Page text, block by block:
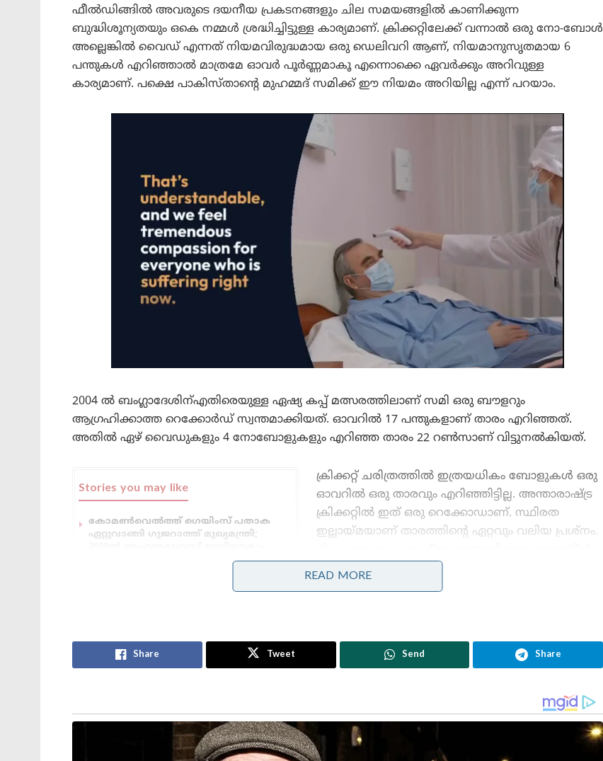
ഫീൽഡിങ്ങിൽ അവരുടെ ദയനീയ പ്രകടനങ്ങളും ചില സമയങ്ങളിൽ കാണിക്കുന്ന
ബുദ്ധിശൂന്യതയും ഒകെ നമ്മൾ ശ്രദ്ധിച്ചിട്ടുള്ള കാര്യമാണ്. ക്രിക്കറ്റിലേക്ക് വന്നാൽ ഒരു നോ-ബോൾ
അല്ലെങ്കിൽ വൈഡ് എന്നത് നിയമവിരുദ്ധമായ ഒരു ഡെലിവറി ആണ്, നിയമാനുസൃതമായ 6
പന്തുകൾ എറിഞ്ഞാൽ മാത്രമേ ഓവർ പൂർണ്ണമാകൂ എന്നൊക്കെ ഏവർക്കും അറിവുള്ള
കാര്യമാണ്. പക്ഷെ പാകിസ്താന്റെ മുഹമ്മദ് സമിക്ക് ഈ നിയമം അറിയില്ല എന്ന് പറയാം.
2004 ൽ ബംഗ്ലാദേശിന്എതിരെയുള്ള ഏഷ്യ കപ്പ് മത്സരത്തിലാണ് സമി ഒരു ബൗളറും
ആഗ്രഹിക്കാത്ത റെക്കോർഡ് സ്വന്തമാക്കിയത്. ഓവറിൽ 17 പന്തുകളാണ് താരം എറിഞ്ഞത്.
അതിൽ ഏഴ് വൈഡുകളും 4 നോബോളുകളും എറിഞ്ഞ താരം 22 റൺസാണ് വിട്ടുനൽകിയത്.
Stories you may like
കോമൺവെൽത്ത് ഗെയിംസ് പതാക
ഏറ്റുവാങ്ങി ഗുജറാത്ത് മുഖ്യമന്ത്രി;
ഗ്ലാസ്‌ഗോയിൽ ഇന്ത്യൻ ബോക്സിങ്
അരുന്ധതിക്കും സ്വർണം; ലവ്‌ലിനയ്ക്ക്
ക്രിക്കറ്റ് ചരിത്രത്തിൽ ഇത്രയധികം ബോളുകൾ ഒരു
ഓവറിൽ ഒരു താരവും എറിഞ്ഞിട്ടില്ല. അന്താരാഷ്ട്ര
ക്രിക്കറ്റിൽ ഇത് ഒരു റെക്കോഡാണ്. സ്ഥിരത
ഇല്ലായ്മയാണ് താരത്തിന്റെ ഏറ്റവും വലിയ പ്രശ്നം.
കരിയറിന്റെ ഒരു ഘട്ടത്തിലും സ്ഥിരത
നിലനിർത്താൻ സാധിച്ചല്ല. ഇത് തന്നെ ആയിരുന്നു
READ MORE
Share Tweet Send Share